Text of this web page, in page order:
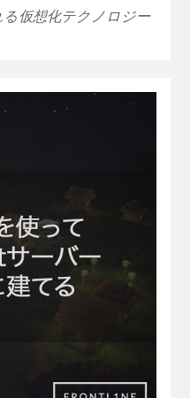
仮想化テクノロジー